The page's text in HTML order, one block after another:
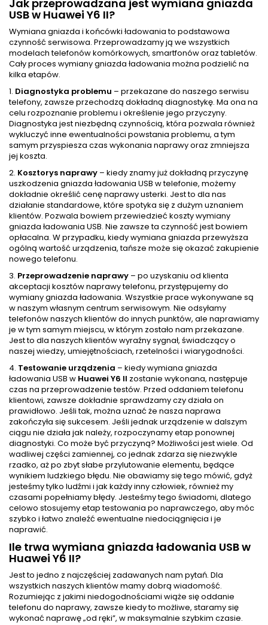
Jak przeprowadzana jest wymiana gniazda
USB w Huawei Y6 II?
Wymiana gniazda i końcówki ładowania to podstawowa
czynność serwisowa. Przeprowadzamy ją we wszystkich
modelach telefonów komórkowych, smartfonów oraz tabletów.
Cały proces wymiany gniazda ładowania można podzielić na
kilka etapów.
1. Diagnostyka problemu – przekazane do naszego serwisu
telefony, zawsze przechodzą dokładną diagnostykę. Ma ona na
celu rozpoznanie problemu i określenie jego przyczyny.
Diagnostyka jest niezbędną czynnością, która pozwala również
wykluczyć inne ewentualności powstania problemu, a tym
samym przyspiesza czas wykonania naprawy oraz zmniejsza
jej koszta.
2. Kosztorys naprawy – kiedy znamy już dokładną przyczynę
uszkodzenia gniazda ładowania USB w telefonie, możemy
dokładnie określić cenę naprawy usterki. Jest to dla nas
działanie standardowe, które spotyka się z dużym uznaniem
klientów. Pozwala bowiem przewiedzieć koszty wymiany
gniazda ładowania USB. Nie zawsze ta czynność jest bowiem
opłacalna. W przypadku, kiedy wymiana gniazda przewyższa
ogólną wartość urządzenia, tańsze może się okazać zakupienie
nowego telefonu.
3. Przeprowadzenie naprawy – po uzyskaniu od klienta
akceptacji kosztów naprawy telefonu, przystępujemy do
wymiany gniazda ładowania. Wszystkie prace wykonywane są
w naszym własnym centrum serwisowym. Nie odsyłamy
telefonów naszych klientów do innych punktów, ale naprawiamy
je w tym samym miejscu, w którym zostało nam przekazane.
Jest to dla naszych klientów wyraźny sygnał, świadczący o
naszej wiedzy, umiejętnościach, rzetelności i wiarygodności.
4. Testowanie urządzenia – kiedy wymiana gniazda
ładowania USB w Huawei Y6 II zostanie wykonana, następuje
czas na przeprowadzenie testów. Przed oddaniem telefonu
klientowi, zawsze dokładnie sprawdzamy czy działa on
prawidłowo. Jeśli tak, można uznać że nasza naprawa
zakończyła się sukcesem. Jeśli jednak urządzenie w dalszym
ciągu nie działa jak należy, rozpoczynamy etap ponownej
diagnostyki. Co może być przyczyną? Możliwości jest wiele. Od
wadliwej części zamiennej, co jednak zdarza się niezwykle
rzadko, aż po zbyt słabe przylutowanie elementu, będące
wynikiem ludzkiego błędu. Nie obawiamy się tego mówić, gdyż
jesteśmy tylko ludźmi i jak każdy inny człowiek, również my
czasami popełniamy błędy. Jesteśmy tego świadomi, dlatego
celowo stosujemy etap testowania po naprawczego, aby móc
szybko i łatwo znaleźć ewentualne niedociągnięcia i je
naprawić.
Ile trwa wymiana gniazda ładowania USB w
Huawei Y6 II?
Jest to jedno z najczęściej zadawanych nam pytań. Dla
wszystkich naszych klientów mamy dobrą wiadomość.
Rozumiejąc z jakimi niedogodnościami wiąże się oddanie
telefonu do naprawy, zawsze kiedy to możliwe, staramy się
wykonać naprawę „od ręki”, w maksymalnie szybkim czasie.